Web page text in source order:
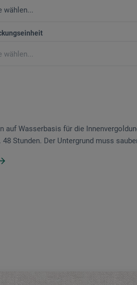
auf Wasserbasis für die
48 Stunden. Der Untergrund muss